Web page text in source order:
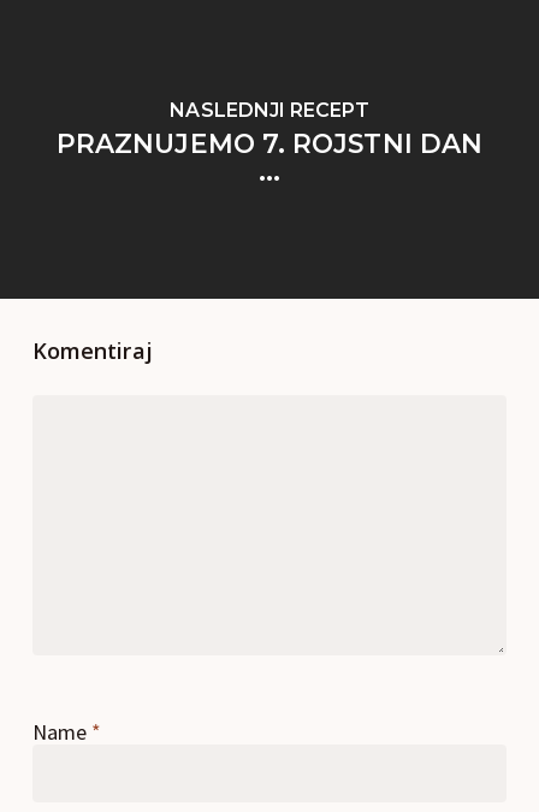
NASLEDNJI RECEPT
PRAZNUJEMO 7. ROJSTNI DAN
...
Komentiraj
Name *